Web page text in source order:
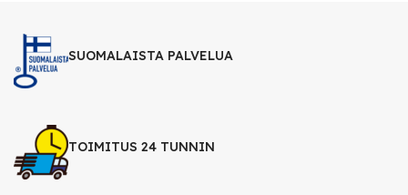
SUOMALAISTA PALVELUA
TOIMITUS 24 TUNNIN